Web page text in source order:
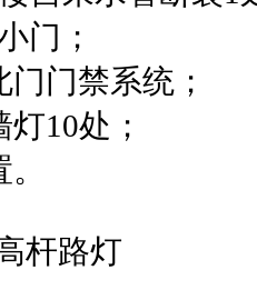
门；
门门禁系统；
灯10处；
杆路灯